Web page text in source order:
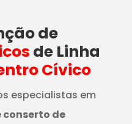
de
de Linha
Cívico
especialistas em
de